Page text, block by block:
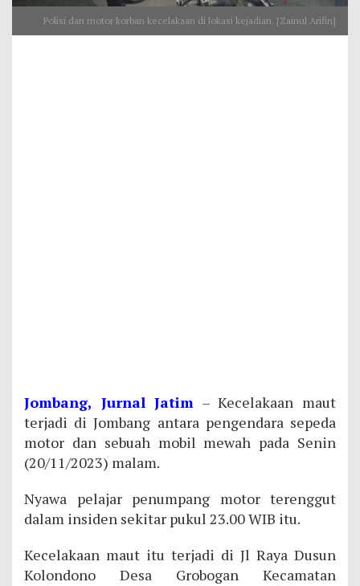
Polisi dan motor korban kecelakaan di lokasi kejadian. [Zainul Arifin]
Jombang, Jurnal Jatim – Kecelakaan maut
terjadi di Jombang antara pengendara sepeda
motor dan sebuah mobil mewah pada Senin
(20/11/2023) malam.
Nyawa pelajar penumpang motor terenggut
dalam insiden sekitar pukul 23.00 WIB itu.
Kecelakaan maut itu terjadi di Jl Raya Dusun
Kolondono Desa Grobogan Kecamatan